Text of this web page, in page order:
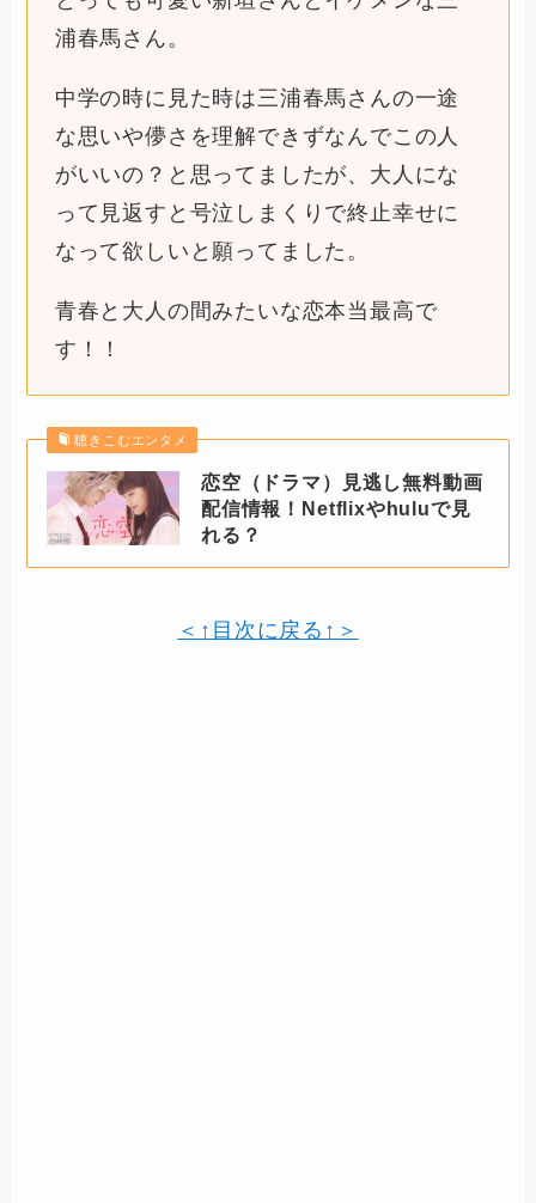
浦春馬さん。
中学の時に見た時は三浦春馬さんの一途
な思いや儚さを理解できずなんでこの人
がいいの？と思ってましたが、大人にな
って見返すと号泣しまくりで終止幸せに
なって欲しいと願ってました。
青春と大人の間みたいな恋本当最高で
す！！
聴きこむエンタメ
恋空（ドラマ）見逃し無料動画
配信情報！Netflixやhuluで見
れる？
＜↑目次に戻る↑＞